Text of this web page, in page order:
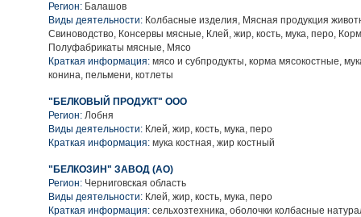
Регион: Балашов
Виды деятельности: Колбасные изделия, Мясная продукция
Свиноводство, Консервы мясные, Клей, жир, кость, мука, перо,
Полуфабрикаты мясные, Мясо
Краткая информация: мясо и субпродукты, корма мясокостные,
конина, пельмени, котлеты
"БЕЛКОВЫЙ ПРОДУКТ" ООО
Регион: Лобня
Виды деятельности: Клей, жир, кость, мука, перо
Краткая информация: мука костная, жир костный
"БЕЛКОЗИН" ЗАВОД (АО)
Регион: Черниговская область
Виды деятельности: Клей, жир, кость, мука, перо
Краткая информация: сельхозтехника, оболочки колбасные